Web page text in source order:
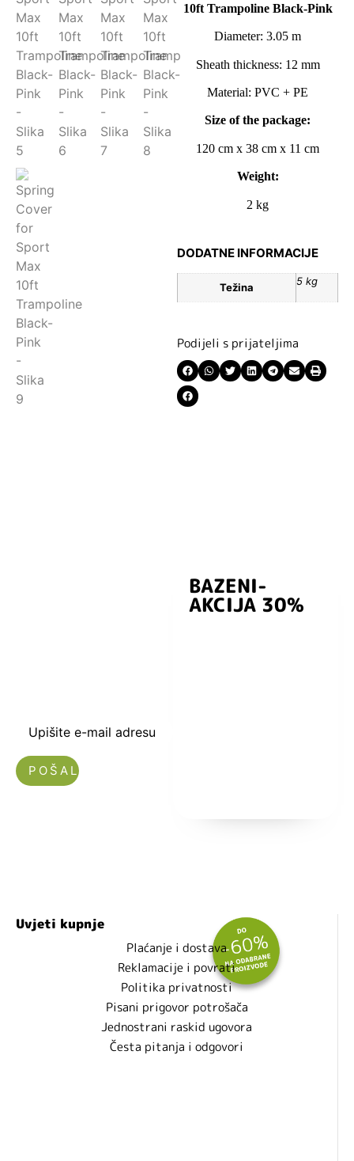
10ft Trampoline Black-Pink
Diameter: 3.05 m
Sheath thickness: 12 mm
Material: PVC + PE
Size of the package:
120 cm x 38 cm x 11 cm
Weight:
2 kg
DODATNE INFORMACIJE
Težina 5 kg
Podijeli s prijateljima
Upišite e-mail adresu
BAZENI-
AKCIJA 30%
Uvjeti kupnje
Plaćanje i dostava
Reklamacije i povrati
Politika privatnosti
Pisani prigovor potrošača
Jednostrani raskid ugovora
Česta pitanja i odgovori